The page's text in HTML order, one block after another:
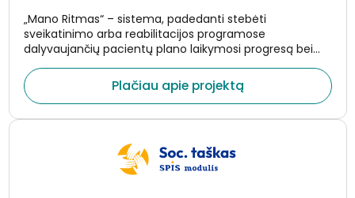
„Mano Ritmas“ – sistema, padedanti stebėti
sveikatinimo arba reabilitacijos programose
dalyvaujančių pacientų plano laikymosi progresą bei
programėlė primina apie plano tikslus bei užduotis,
surenka duomenis iš nešiojamųjų įrenginių bei
medicininių prietaisų ir perduoda šią informaciją į
gydytojams skirtą sistemą realiuoju laiku.
Plačiau apie projektą